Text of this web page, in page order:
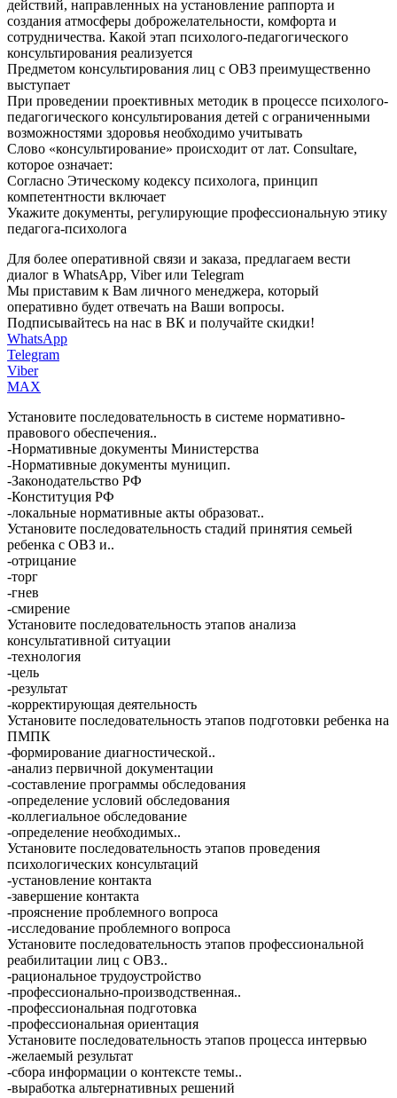
действий, направленных на установление раппорта и
создания атмосферы доброжелательности, комфорта и
сотрудничества. Какой этап психолого-педагогического
консультирования реализуется
Предметом консультирования лиц с ОВЗ преимущественно
выступает
При проведении проективных методик в процессе психолого-
педагогического консультирования детей с ограниченными
возможностями здоровья необходимо учитывать
Слово «консультирование» происходит от лат. Consultare,
которое означает:
Согласно Этическому кодексу психолога, принцип
компетентности включает
Укажите документы, регулирующие профессиональную этику
педагога-психолога
Для более оперативной связи и заказа, предлагаем вести
диалог в WhatsApp, Viber или Telegram
Мы приставим к Вам личного менеджера, который
оперативно будет отвечать на Ваши вопросы.
Подписывайтесь на нас в ВК и получайте скидки!
WhatsApp
Telegram
Viber
MAX
Установите последовательность в системе нормативно-
правового обеспечения..
-Нормативные документы Министерства
-Нормативные документы муницип.
-Законодательство РФ
-Конституция РФ
-локальные нормативные акты образоват..
Установите последовательность стадий принятия семьей
ребенка с ОВЗ и..
-отрицание
-торг
-гнев
-смирение
Установите последовательность этапов анализа
консультативной ситуации
-технология
-цель
-результат
-корректирующая деятельность
Установите последовательность этапов подготовки ребенка на
ПМПК
-формирование диагностической..
-анализ первичной документации
-составление программы обследования
-определение условий обследования
-коллегиальное обследование
-определение необходимых..
Установите последовательность этапов проведения
психологических консультаций
-установление контакта
-завершение контакта
-прояснение проблемного вопроса
-исследование проблемного вопроса
Установите последовательность этапов профессиональной
реабилитации лиц с ОВЗ..
-рациональное трудоустройство
-профессионально-производственная..
-профессиональная подготовка
-профессиональная ориентация
Установите последовательность этапов процесса интервью
-желаемый результат
-сбора информации о контексте темы..
-выработка альтернативных решений